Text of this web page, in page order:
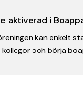
aktiverad i
kan enkelt
kollegor och börja